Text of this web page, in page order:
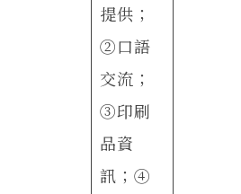
提供；
②口語
交流；
③印刷
品資
訊；④